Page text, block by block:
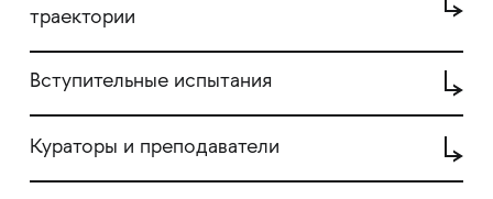
траектории
Вступительные испытания
Кураторы и преподаватели